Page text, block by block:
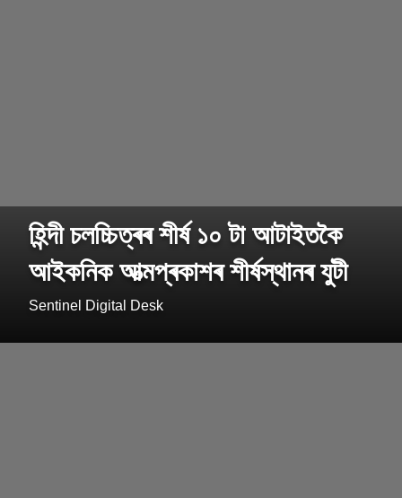
হিন্দী চলচ্চিত্ৰৰ শীৰ্ষ ১০ টা আটাইতকৈ
আইকনিক আত্মপ্ৰকাশৰ শীৰ্ষস্থানৰ যুটী
Sentinel Digital Desk